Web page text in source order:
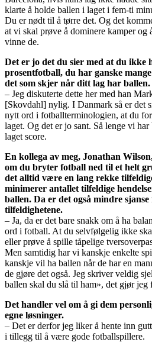
klarte å holde ballen i laget i fem-ti
Du er nødt til å tørre det. Og det
at vi skal prøve å dominere kamper og
vinne de.
Det er jo det du sier med at du ikke
prosentfotball, du har ganske
det som skjer når ditt lag har ballen.
– Jeg diskuterte dette her med han
[Skovdahl] nylig. I Danmark så er det
nytt ord i fotballterminologien, at du
laget. Og det er jo sant. Så lenge vi
laget score.
En kollega av meg, Jonathan
om du bryter fotball ned til et helt
det alltid være en lang rekke
minimerer antallet tilfeldige
ballen. Da er det også mindre
tilfeldighetene.
– Ja, da er det bare snakk om å ha
ord i fotball. At du selvfølgelig ikke
eller prøve å spille tåpelige
Men samtidig har vi kanskje enkelte
kanskje vil ha ballen når de har en
de gjøre det også. Jeg skriver veldig
ballen skal du slå til ham», det gjør jeg
Det handler vel om å gi dem
egne løsninger.
– Det er derfor jeg liker å hente inn
i tillegg til å være gode fotballspillere.